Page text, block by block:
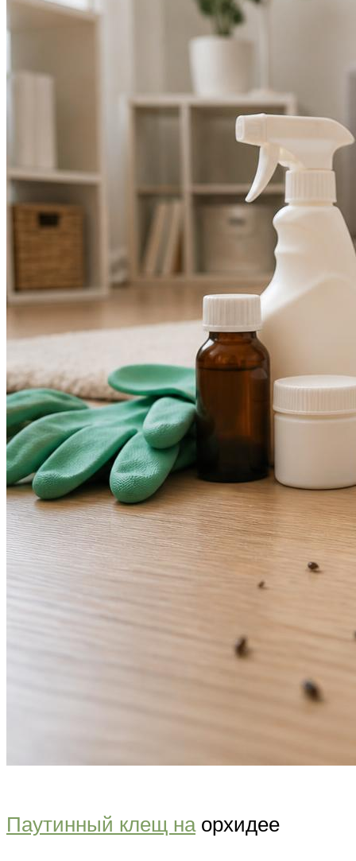
Паутинный клещ наорхидее